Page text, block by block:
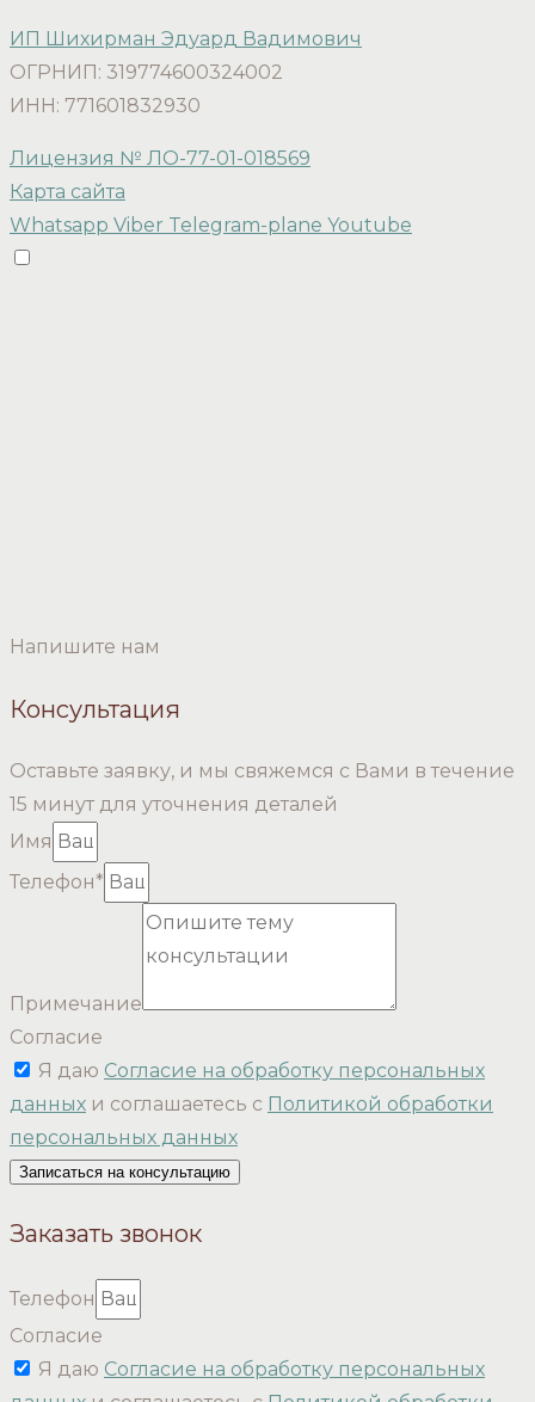
ИП Шихирман Эдуард Вадимович
ОГРНИП: 319774600324002
ИНН: 771601832930
Лицензия № ЛО-77-01-018569
Карта сайта
Whatsapp Viber Telegram-plane Youtube
Напишите нам
Консультация
Оставьте заявку, и мы свяжемся с Вами в течение
15 минут для уточнения деталей
Имя
Телефон*
Примечание
Согласие
Я даю Согласие на обработку персональных
данных и соглашаетесь с Политикой обработки
персональных данных
Записаться на консультацию
Заказать звонок
Телефон
Согласие
Я даю Согласие на обработку персональных